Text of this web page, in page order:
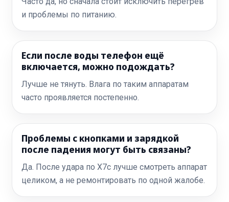
и проблемы по питанию.
Если после воды телефон ещё
включается, можно подождать?
Лучше не тянуть. Влага по таким аппаратам
часто проявляется постепенно.
Проблемы с кнопками и зарядкой
после падения могут быть связаны?
Да. После удара по X7c лучше смотреть аппарат
целиком, а не ремонтировать по одной жалобе.